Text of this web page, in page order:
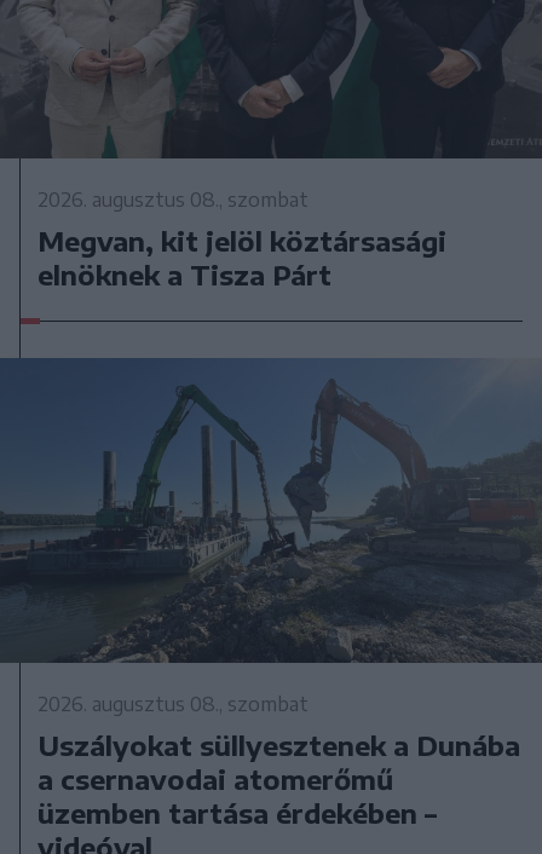
2026. augusztus 08., szombat
Megvan, kit jelöl köztársasági
elnöknek a Tisza Párt
2026. augusztus 08., szombat
Uszályokat süllyesztenek a Dunába
a csernavodai atomerőmű
üzemben tartása érdekében –
videóval